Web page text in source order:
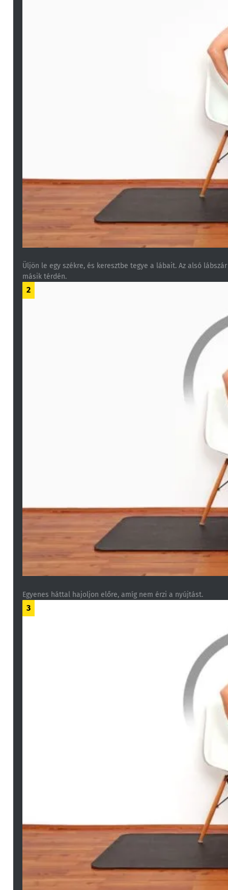
Üljön le egy székre, és keresztbe tegye a lábait. Az alsó
másik térdén.
2
Egyenes háttal hajoljon előre, amíg nem érzi a nyújtást.
3